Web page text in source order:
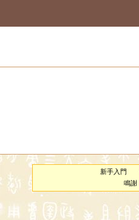
新手入門
鳴謝